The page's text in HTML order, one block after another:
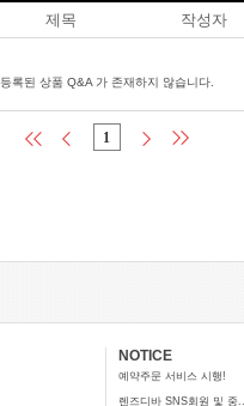
제목 작성자
등록된 상품 Q&A 가 존재하지 않습니다.
1
NOTICE
예약주문 서비스 시행!
렌즈디바 SNS회원 및 중...